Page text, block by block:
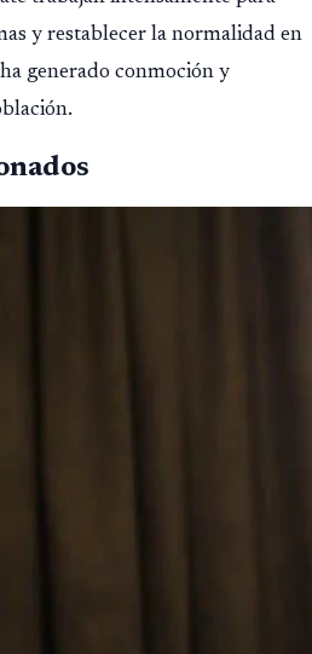
y restablecer la normalidad en
generado conmoción y